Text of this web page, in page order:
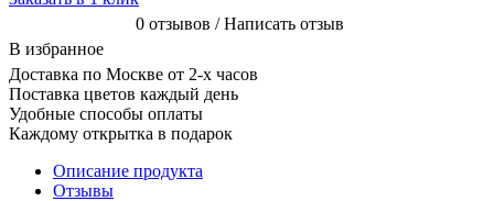
0 отзывов / Написать отзыв
В избранное
Доставка по Москве от 2-х часов
Поставка цветов каждый день
Удобные способы оплаты
Каждому открытка в подарок
Описание продукта
Отзывы